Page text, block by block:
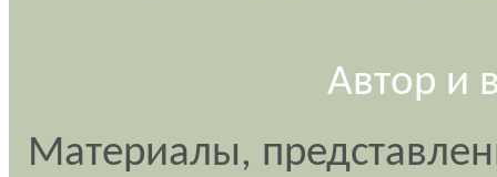
Автор и
Материалы,